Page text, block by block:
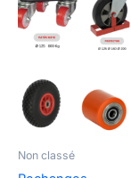
Non classé